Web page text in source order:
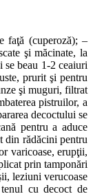
faţă (cuperoză); –
şi măcinate, la
se beau 1-2 ceaiuri
prurit şi pentru
şi muguri, filtrat
pistruilor, a
decoctului se
pentru a aduce
din rădăcini pentru
varicoase, erupţii,
prin tamponări
leziuni verucoase
cu decoct de